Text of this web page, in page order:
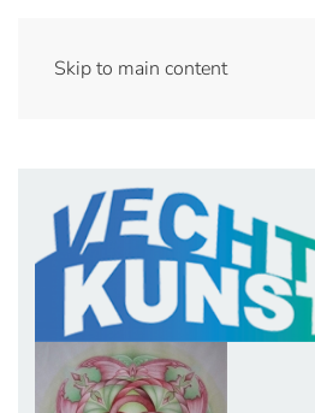
Skip to main content